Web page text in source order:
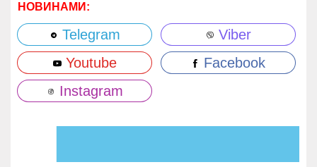
НОВИНАМИ:
Telegram
Viber
Youtube
Facebook
Instagram